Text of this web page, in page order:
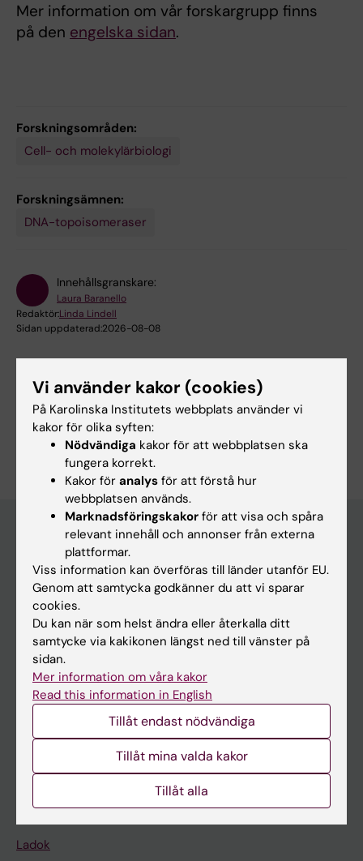
Mer information om vår forskargrupp finns
på den engelska sidan.
Forskningsområden:
Cell- och molekylärbiologi
Forskningsämnen:
DNA-topoisomeraser
Innehållsgranskare:
Laura Baranello
Redaktör:Linda Lindell
Sidan uppdaterad:2026-08-08
Dela
Huvudmeny
Utbildning
Forskarutbildning
Forskning
Om KI
Kalender
Ladok
Vi använder kakor (cookies)
På Karolinska Institutets webbplats använder vi
kakor för olika syften:
Nödvändiga kakor för att webbplatsen ska
fungera korrekt.
Kakor för analys för att förstå hur
webbplatsen används.
Marknadsföringskakor för att visa och spåra
relevant innehåll och annonser från externa
plattformar.
Viss information kan överföras till länder utanför EU.
Genom att samtycka godkänner du att vi sparar
cookies.
Du kan när som helst ändra eller återkalla ditt
samtycke via kakikonen längst ned till vänster på
sidan.
Mer information om våra kakor
Read this information in English
Tillåt endast nödvändiga
Tillåt mina valda kakor
Tillåt alla